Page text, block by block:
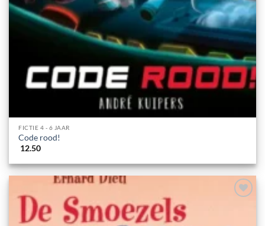
FICTIE 4 - 6 JAAR
Code rood!
12.50